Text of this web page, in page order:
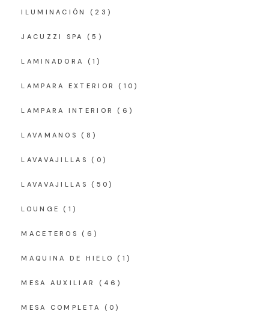
ILUMINACIÓN (23)
JACUZZI SPA (5)
LAMINADORA (1)
LAMPARA EXTERIOR (10)
LAMPARA INTERIOR (6)
LAVAMANOS (8)
LAVAVAJILLAS (0)
LAVAVAJILLAS (50)
LOUNGE (1)
MACETEROS (6)
MAQUINA DE HIELO (1)
MESA AUXILIAR (46)
MESA COMPLETA (0)